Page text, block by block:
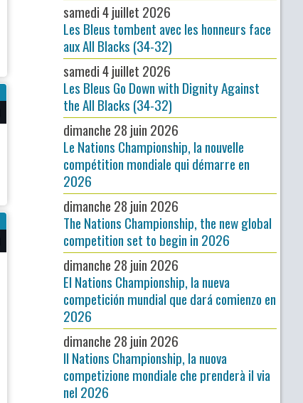
samedi 4 juillet 2026
Les Bleus tombent avec les honneurs face
aux All Blacks (34-32)
samedi 4 juillet 2026
Les Bleus Go Down with Dignity Against
the All Blacks (34-32)
dimanche 28 juin 2026
Le Nations Championship, la nouvelle
compétition mondiale qui démarre en
2026
dimanche 28 juin 2026
The Nations Championship, the new global
competition set to begin in 2026
dimanche 28 juin 2026
El Nations Championship, la nueva
competición mundial que dará comienzo en
2026
dimanche 28 juin 2026
Il Nations Championship, la nuova
competizione mondiale che prenderà il via
nel 2026